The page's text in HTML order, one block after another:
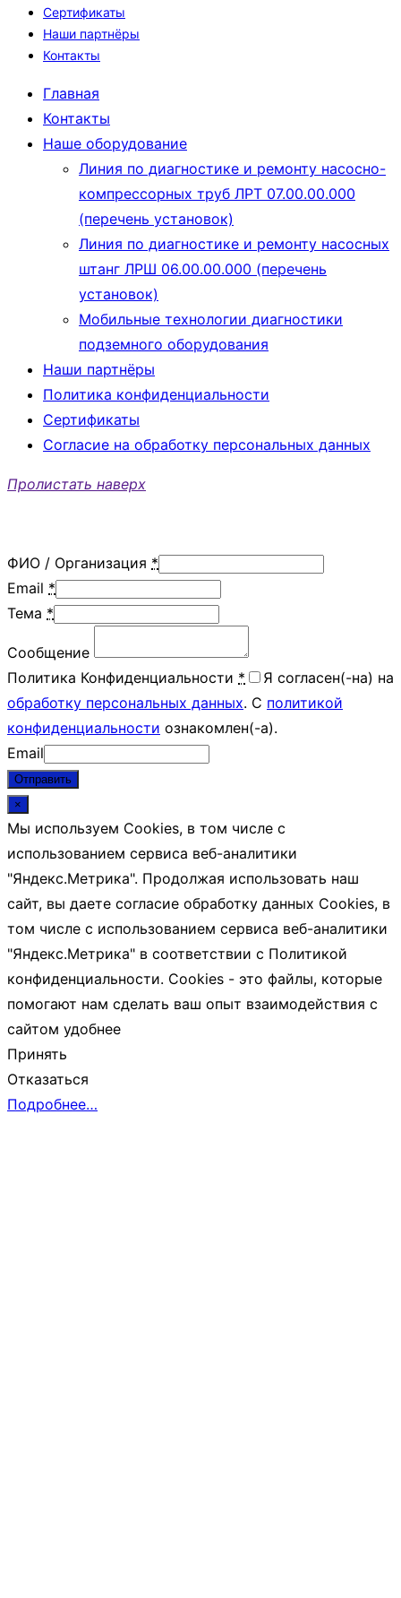
Сертификаты
Наши партнёры
Контакты
Главная
Контакты
Наше оборудование
Линия по диагностике и ремонту насосно-
компрессорных труб ЛРТ 07.00.00.000
(перечень установок)
Линия по диагностике и ремонту насосных
штанг ЛРШ 06.00.00.000 (перечень
установок)
Мобильные технологии диагностики
подземного оборудования
Наши партнёры
Политика конфиденциальности
Сертификаты
Согласие на обработку персональных данных
Пролистать наверх
ФИО / Организация *
Email *
Тема *
Сообщение
Политика Конфиденциальности *
Я согласен(-на) на
обработку персональных данных. С политикой
конфиденциальности ознакомлен(-а).
Email
Отправить
×
Мы используем Cookies, в том числе с
использованием сервиса веб-аналитики
"Яндекс.Метрика". Продолжая использовать наш
сайт, вы даете согласие обработку данных Cookies, в
том числе с использованием сервиса веб-аналитики
"Яндекс.Метрика" в соответствии с Политикой
конфиденциальности. Cookies - это файлы, которые
помогают нам сделать ваш опыт взаимодействия с
сайтом удобнее
Принять
Отказаться
Подробнее…